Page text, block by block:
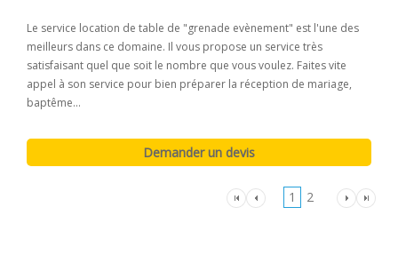
Le service location de table de "grenade evènement" est l'une des
meilleurs dans ce domaine. Il vous propose un service très
satisfaisant quel que soit le nombre que vous voulez. Faites vite
appel à son service pour bien préparer la réception de mariage,
baptême...
1 2